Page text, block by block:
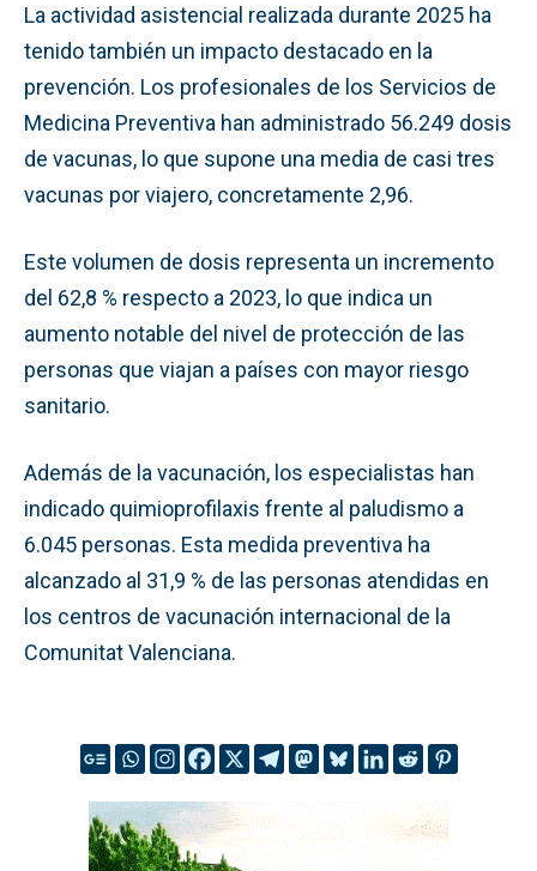
La actividad asistencial realizada durante 2025 ha
tenido también un impacto destacado en la
prevención. Los profesionales de los Servicios de
Medicina Preventiva han administrado 56.249 dosis
de vacunas, lo que supone una media de casi tres
vacunas por viajero, concretamente 2,96.
Este volumen de dosis representa un incremento
del 62,8 % respecto a 2023, lo que indica un
aumento notable del nivel de protección de las
personas que viajan a países con mayor riesgo
sanitario.
Además de la vacunación, los especialistas han
indicado quimioprofilaxis frente al paludismo a
6.045 personas. Esta medida preventiva ha
alcanzado al 31,9 % de las personas atendidas en
los centros de vacunación internacional de la
Comunitat Valenciana.